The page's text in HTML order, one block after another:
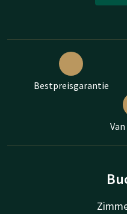
Bestpreisgarantie